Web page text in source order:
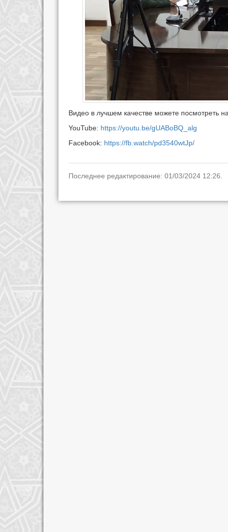
Видео в лучшем качестве можете посмотреть
YouTube: https://youtu.be/gUABoBQ_alg
Facebook: https://fb.watch/pd3540wtJp/
Последнее редактирование: 01/03/2024